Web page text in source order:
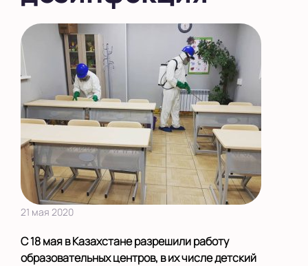
21 мая 2020
С 18 мая в Казахстане разрешили работу
образовательных центров, в их числе детский